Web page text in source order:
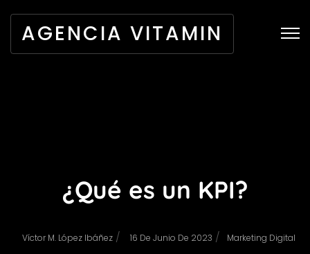
AGENCIA VITAMIN
¿Qué es un KPI?
Víctor M. López Ibáñez/ 16 De Junio De 2023 / Marketing Digital